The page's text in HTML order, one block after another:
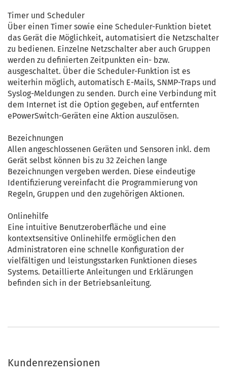
Timer und Scheduler
Über einen Timer sowie eine Scheduler-Funktion bietet
das Gerät die Möglichkeit, automatisiert die Netzschalter
zu bedienen. Einzelne Netzschalter aber auch Gruppen
werden zu definierten Zeitpunkten ein- bzw.
ausgeschaltet. Über die Scheduler-Funktion ist es
weiterhin möglich, automatisch E-Mails, SNMP-Traps und
Syslog-Meldungen zu senden. Durch eine Verbindung mit
dem Internet ist die Option gegeben, auf entfernten
ePowerSwitch-Geräten eine Aktion auszulösen.
Bezeichnungen
Allen angeschlossenen Geräten und Sensoren inkl. dem
Gerät selbst können bis zu 32 Zeichen lange
Bezeichnungen vergeben werden. Diese eindeutige
Identifizierung vereinfacht die Programmierung von
Regeln, Gruppen und den zugehörigen Aktionen.
Onlinehilfe
Eine intuitive Benutzeroberfläche und eine
kontextsensitive Onlinehilfe ermöglichen den
Administratoren eine schnelle Konfiguration der
vielfältigen und leistungsstarken Funktionen dieses
Systems. Detaillierte Anleitungen und Erklärungen
befinden sich in der Betriebsanleitung.
Kundenrezensionen